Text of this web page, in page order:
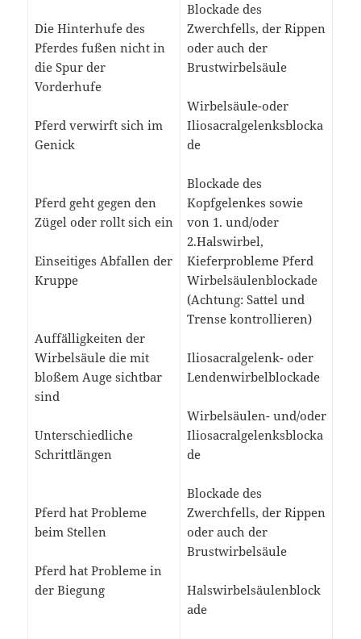
Die Hinterhufe des
Pferdes fußen nicht in
die Spur der
Vorderhufe
Pferd verwirft sich im
Genick
Pferd geht gegen den
Zügel oder rollt sich ein
Einseitiges Abfallen der
Kruppe
Auffälligkeiten der
Wirbelsäule die mit
bloßem Auge sichtbar
sind
Unterschiedliche
Schrittlängen
Pferd hat Probleme
beim Stellen
Pferd hat Probleme in
der Biegung
Blockade des
Zwerchfells, der Rippen
oder auch der
Brustwirbelsäule
Wirbelsäule-oder
Iliosacralgelenksblocka
de
Blockade des
Kopfgelenkes sowie
von 1. und/oder
2.Halswirbel,
Kieferprobleme Pferd
Wirbelsäulenblockade
(Achtung: Sattel und
Trense kontrollieren)
Iliosacralgelenk- oder
Lendenwirbelblockade
Wirbelsäulen- und/oder
Iliosacralgelenksblocka
de
Blockade des
Zwerchfells, der Rippen
oder auch der
Brustwirbelsäule
Halswirbelsäulenblock
ade